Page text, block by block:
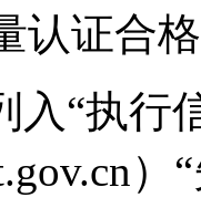
认证合
入“执行